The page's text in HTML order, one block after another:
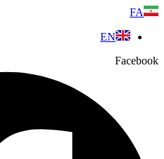
پرش
محتوا
FA
EN
Facebook